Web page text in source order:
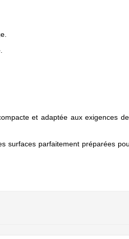
et adaptée aux exigences
surfaces parfaitement préparées